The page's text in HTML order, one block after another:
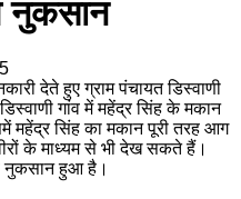
नुकसान
देते हुए ग्राम पंचायत डिस्वाणी
गांव में महेंद्र सिंह के मकान
महेंद्र सिंह का मकान पूरी तरह आग
के माध्यम से भी देख सकते हैं।
नुकसान हुआ है।